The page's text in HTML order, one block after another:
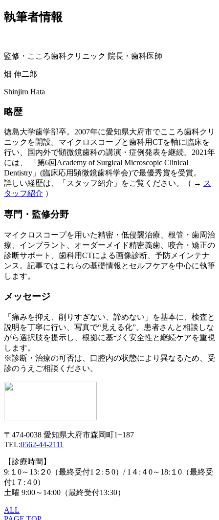
執筆者情報
監修・こころ歯科クリニック 院長・歯科医師
畑 伸二郎
Shinjiro Hata
略歴
徳島大学歯学部卒。2007年に愛知県大府市でこころ歯科クリ
ニックを開設。マイクロスコープと歯科用CTを軸に臨床を
行い、国内外で顕微鏡歯科の講演・症例発表を継続。2021年
には、 「第6回Academy of Surgical Microscopic Clinical
Dentistry」(臨床応用顕微鏡歯科学会)で最優秀賞を受賞。
詳しい経歴は、「スタッフ紹介」をご覧ください。（ → ス
タッフ紹介 ）
専門・監修分野
マイクロスコープを用いた精密・低侵襲治療、根管・歯周治
療、インプラント、オーダーメイド精密義歯、咬合・矯正の
診断サポート、歯科用CTによる画像診断、予防メインテナ
ンス。記事ではこれらの基礎情報とセルフケアを中心に執筆
します。
メッセージ
「痛みを抑え、削りすぎない、諦めない」を基本に、検査と
説明を丁寧に行い、写真で“見える化”。患者さんと相談しな
がら選択肢を提示し、根拠に基づく安全性と継続ケアを重視
します。
※診断・治療の可否は、口腔内の状態により異なるため、受
診のうえご相談ください。
〒474-0038 愛知県大府市森岡町1−187
TEL:0562-44-2111
【診療時間】
9:１0～13:２0（最終受付1２:５0）/ 1４:４0～18:１0（最終受
付1７:４0）
土曜 9:00～14:00（最終受付13:30）
ALL